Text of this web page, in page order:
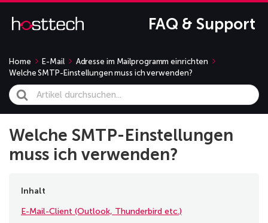
FAQ & Support
Home E-Mail
Adresse im Mailprogramm einrichten
Welche SMTP-Einstellungen muss ich verwenden?
Search
For
Welche SMTP-Einstellungen
muss ich verwenden?
Inhalt
E-Mail-Client (Outlook, Thunderbird etc.)